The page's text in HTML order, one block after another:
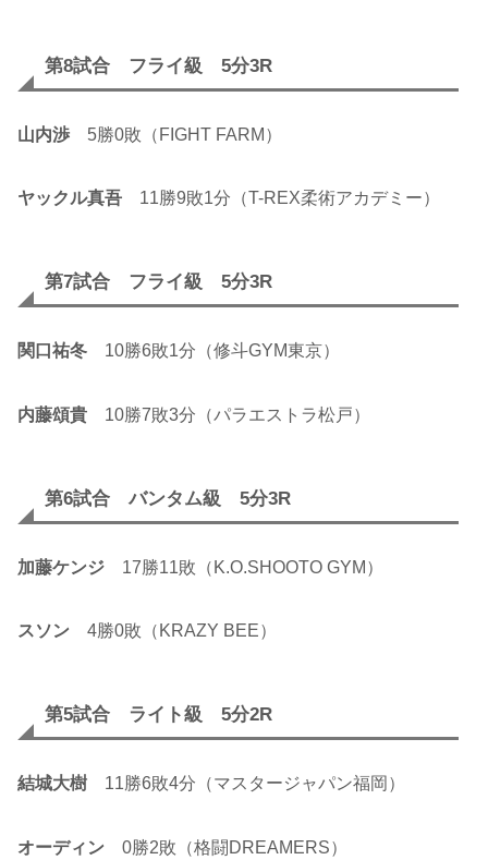
第8試合 フライ級 5分3R
山内渉 5勝0敗（FIGHT FARM）
ヤックル真吾 11勝9敗1分（T-REX柔術アカデミー）
第7試合 フライ級 5分3R
関口祐冬 10勝6敗1分（修斗GYM東京）
内藤頌貴 10勝7敗3分（パラエストラ松戸）
第6試合 バンタム級 5分3R
加藤ケンジ 17勝11敗（K.O.SHOOTO GYM）
スソン 4勝0敗（KRAZY BEE）
第5試合 ライト級 5分2R
結城大樹 11勝6敗4分（マスタージャパン福岡）
オーディン 0勝2敗（格闘DREAMERS）